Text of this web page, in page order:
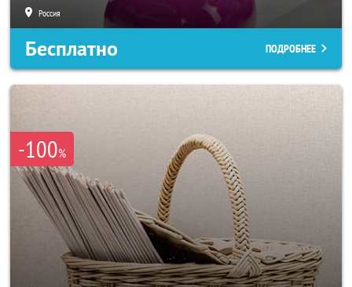
Россия
Бесплатно ПОДРОБНЕЕ
-100%